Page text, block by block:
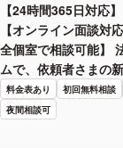
【24時間365日対応
【オンライン面談対
全個室で相談可能】
ムで、依頼者さまの
料金表あり 初回無料相談
夜間相談可